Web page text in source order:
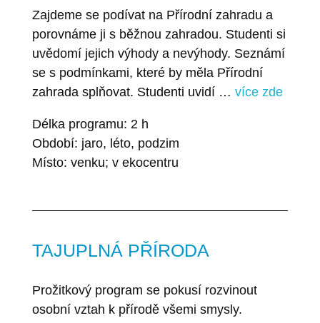
Zajdeme se podívat na Přírodní zahradu a
porovnáme ji s běžnou zahradou. Studenti si
uvědomí jejich výhody a nevýhody. Seznámí
se s podmínkami, které by měla Přírodní
zahrada splňovat. Studenti uvidí … více zde
Délka programu: 2 h
Období: jaro, léto, podzim
Místo: venku; v ekocentru
TAJUPLNÁ PŘÍRODA
Prožitkový program se pokusí rozvinout
osobní vztah k přírodě všemi smysly.